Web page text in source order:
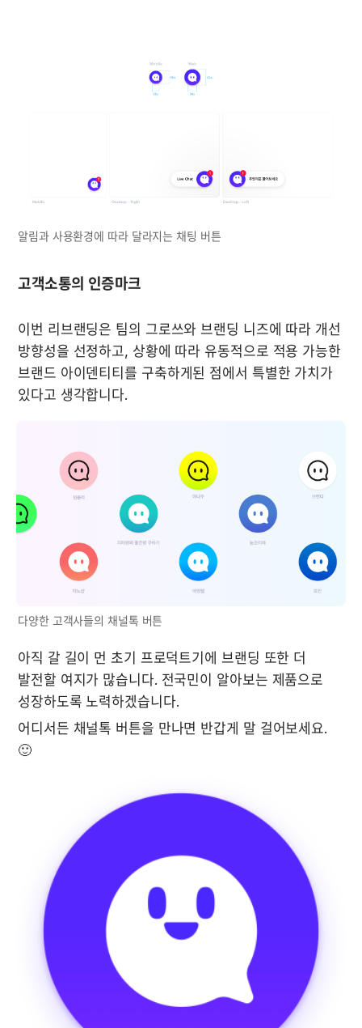
알림과 사용환경에 따라 달라지는 채팅 버튼
고객소통의 인증마크
이번 리브랜딩은 팀의 그로쓰와 브랜딩 니즈에 따라 개선
방향성을 선정하고, 상황에 따라 유동적으로 적용 가능한
브랜드 아이덴티티를 구축하게된 점에서 특별한 가치가
있다고 생각합니다.
다양한 고객사들의 채널톡 버튼
아직 갈 길이 먼 초기 프로덕트기에 브랜딩 또한 더
발전할 여지가 많습니다. 전국민이 알아보는 제품으로
성장하도록 노력하겠습니다.
어디서든 채널톡 버튼을 만나면 반갑게 말 걸어보세요.
🙂